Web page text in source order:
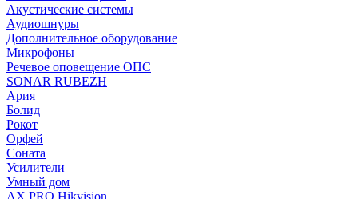
Акустические системы
Аудиошнуры
Дополнительное оборудование
Микрофоны
Речевое оповещение ОПС
SONAR RUBEZH
Ария
Болид
Рокот
Орфей
Соната
Усилители
Умный дом
AX PRO Hikvision